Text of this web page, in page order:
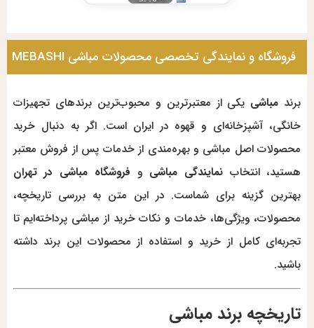
فروشگاه و نمایندگی تخصصی محصولات مباشی MEBASHI
در ایران
برند مباشی یکی از معتبرترین و محبوب‌ترین برندهای تجهیزات
خانگی، آشپزخانه‌ای و قهوه در ایران است. اگر به دنبال خرید
محصولات اصل مباشی و بهره‌مندی از خدمات پس از فروش معتبر
هستید، انتخابنمایندگی مباشی و فروشگاه مباشی در تهران
بهترین گزینه برای شماست. در این متن به بررسی تاریخچه،
محصولات، ویژگی‌ها، خدمات و نکات خرید از مباشی پرداخته‌ایم تا
تجربه‌ای کامل از خرید و استفاده از محصولات این برند داشته
باشید.
تاریخچه برند مباشی